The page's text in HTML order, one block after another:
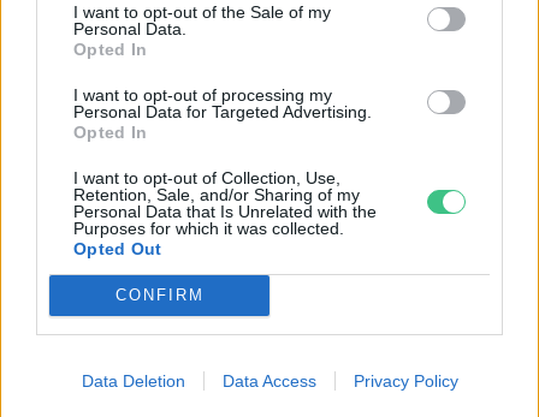
I want to opt-out of the Sale of my
Personal Data.
Opted In
I want to opt-out of processing my
Personal Data for Targeted Advertising.
Opted In
I want to opt-out of Collection, Use,
Retention, Sale, and/or Sharing of my
Personal Data that Is Unrelated with the
Purposes for which it was collected.
Opted Out
CONFIRM
Data Deletion Data Access Privacy Policy
Négy éven belül valósággá válhatnak az
elektromos repülőjáratok Európában
KÖZLEKEDÉS
Történelmi aszály sújtja Nagy-
Britanniát is
mekkora a különbség az áradó és a